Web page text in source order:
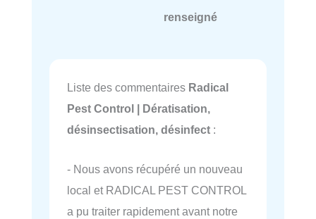
renseigné
Liste des commentaires Radical
Pest Control | Dératisation,
désinsectisation, désinfect :
- Nous avons récupéré un nouveau
local et RADICAL PEST CONTROL
a pu traiter rapidement avant notre